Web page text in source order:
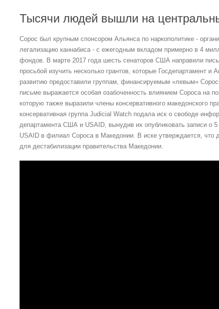
Тысячи людей вышли на
Сорос был крупным спонсором Альянса по наркополитике -
легализацию каннабиса - с ежегодным вкладом примерно в 4
фондов. В марте 2017 года шесть сенаторов США направили
просьбой изучить несколько грантов, которые Госдепартамент
развитию предоставили группам, финансируемым «левым»
письме выражается особая озабоченность влиянием Сороса на
которую также выразили члены консервативного македонского
консервативная группа Judicial Watch подала иск о свободе
департамента США и USAID, вынудив их опубликовать записи о
USAID в филиал Сороса в Македонии. В иске утверждается, что
для дестабилизации правительства Македонии.